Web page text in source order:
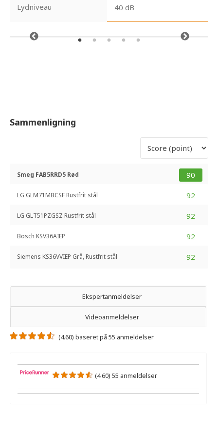
Lydniveau 40 dB
Sammenligning
90
Smeg FAB5RRD5 Rød
92
LG GLM71MBCSF Rustfrit stål
92
LG GLT51PZGSZ Rustfrit stål
92
Bosch KSV36AIEP
92
Siemens KS36VVIEP Grå, Rustfrit stål
Ekspertanmeldelser
Videoanmeldelser
(4.60) baseret på 55 anmeldelser
(4.60) 55 anmeldelser